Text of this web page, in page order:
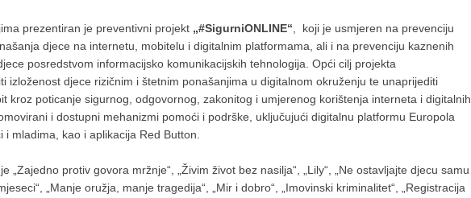
prezentiran je preventivni projekt „#SigurniONLINE“ , koji je usmjeren na prevenciju
djece na internetu, mobitelu i digitalnim platformama, ali i na prevenciju kaznenih
posredstvom informacijsko komunikacijskih tehnologija. Opći cilj projekta
izloženost djece rizičnim i štetnim ponašanjima u digitalnom okruženju te unaprijediti
kroz poticanje sigurnog, odgovornog, zakonitog i umjerenog korištenja interneta i digitalnih
i dostupni mehanizmi pomoći i podrške, uključujući digitalnu platformu Europola
i mladima, kao i aplikacija Red Button.
„Zajedno protiv govora mržnje“, „Živim život bez nasilja“, „Lily“, „Ne ostavljajte djecu samu
„Manje oružja, manje tragedija“, „Mir i dobro“, „Imovinski kriminalitet“, „Registracija